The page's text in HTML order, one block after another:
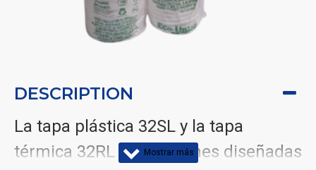
DESCRIPTION
La tapa plástica 32SL y la tapa
térmica 32RL son opciones diseñadas